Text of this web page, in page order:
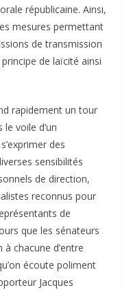
républicaine. Ainsi,
mesures permettant
de transmission
de laïcité ainsi
rapidement un tour
voile d’un
des
sensibilités
de direction,
reconnus pour
de
que les sénateurs
chacune d’entre
écoute poliment
Jacques